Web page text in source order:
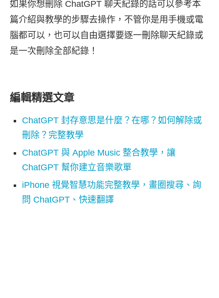
如果你想刪除 ChatGPT 聊天紀錄的話可以參考本
篇介紹與教學的步驟去操作，不管你是用手機或電
腦都可以，也可以自由選擇要逐一刪除聊天紀錄或
是一次刪除全部紀錄！
編輯精選文章
ChatGPT 封存意思是什麼？在哪？如何解除或
刪除？完整教學
ChatGPT 與 Apple Music 整合教學，讓
ChatGPT 幫你建立音樂歌單
iPhone 視覺智慧功能完整教學，畫圈搜尋、詢
問 ChatGPT、快速翻譯